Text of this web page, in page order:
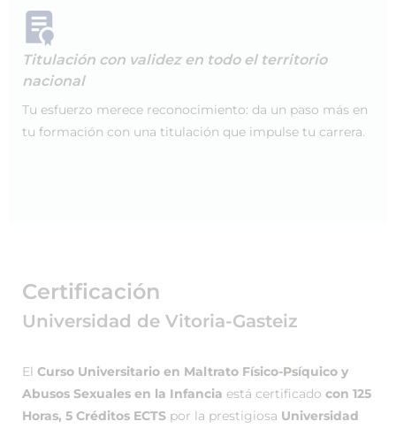
Titulación con validez en todo el territorio
nacional
Tu esfuerzo merece reconocimiento: da un paso más en
tu formación con una titulación que impulse tu carrera.
Certificación
Universidad de Vitoria-Gasteiz
El Curso Universitario en Maltrato Físico-Psíquico y
Abusos Sexuales en la Infancia está certificado con 125
Horas, 5 Créditos ECTS por la prestigiosa Universidad